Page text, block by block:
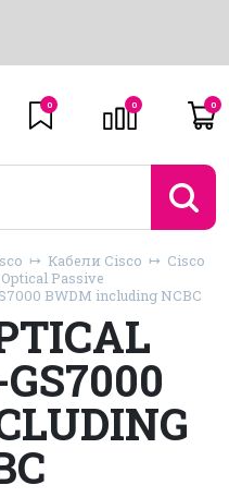
0 0 0
Кабели Cisco
Cisco
Passive
BWDM including NCBC